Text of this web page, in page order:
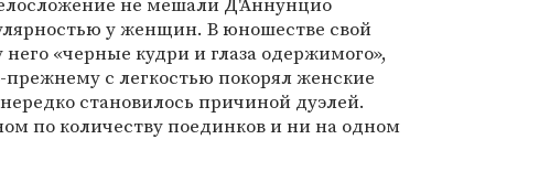
у женщин. В юношестве свой
«черные кудри и глаза одержимого»,
с легкостью покорял женские
становилось причиной дуэлей.
по количеству поединков и ни на одном